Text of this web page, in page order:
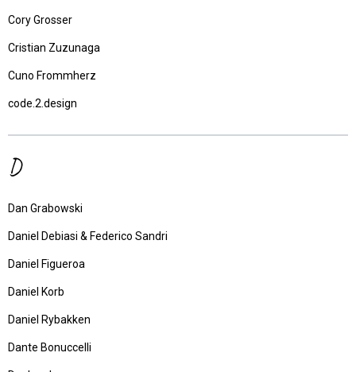
Cory Grosser
Cristian Zuzunaga
Cuno Frommherz
code.2.design
D
Dan Grabowski
Daniel Debiasi & Federico Sandri
Daniel Figueroa
Daniel Korb
Daniel Rybakken
Dante Bonuccelli